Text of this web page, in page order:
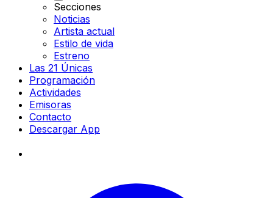
Secciones
Noticias
Artista actual
Estilo de vida
Estreno
Las 21 Únicas
Programación
Actividades
Emisoras
Contacto
Descargar App